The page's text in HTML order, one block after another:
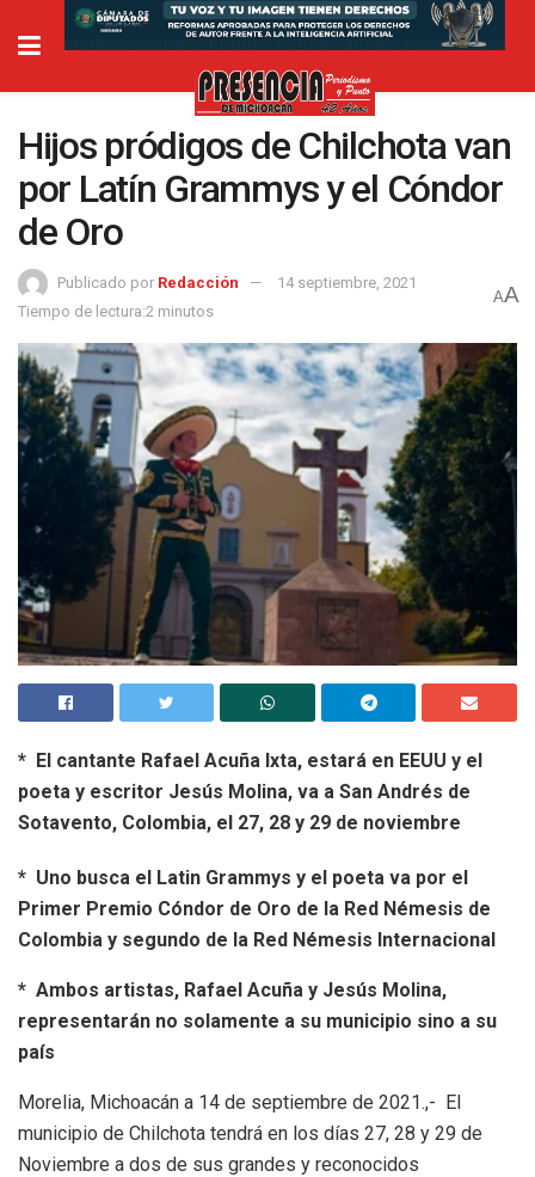
Hijos pródigos de Chilchota van
por Latín Grammys y el Cóndor
de Oro
Publicado por Redacción
14 septiembre, 2021
Tiempo de lectura:2 minutos
AA
* El cantante Rafael Acuña Ixta, estará en EEUU y el
poeta y escritor Jesús Molina, va a San Andrés de
Sotavento, Colombia, el 27, 28 y 29 de noviembre
* Uno busca el Latin Grammys y el poeta va por el
Primer Premio Cóndor de Oro de la Red Némesis de
Colombia y segundo de la Red Némesis Internacional
* Ambos artistas, Rafael Acuña y Jesús Molina,
representarán no solamente a su municipio sino a su
país
Morelia, Michoacán a 14 de septiembre de 2021.,- El
municipio de Chilchota tendrá en los días 27, 28 y 29 de
Noviembre a dos de sus grandes y reconocidos